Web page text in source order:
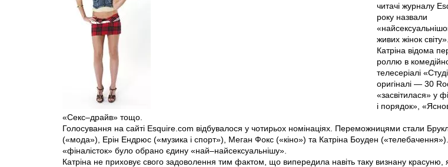
читачі журналу
року назвали
живих жінок світу».
Катріна відома
роллю в
телесеріалі
оригіналі — 30
«засвітилася» у
і порядок»,
«Секс–драйв» тощо.
Голосування на сайті Esquire.com відбувалося у чотирьох номінаціях. Переможницями стали
(«мода»), Ерін Ендрюс («музика і спорт»), Меган Фокс («кіно») та Катріна Боуден
«фіналісток» було обрано єдину «най–найсексуальнішу».
Катріна не приховує свого задоволення тим фактом, що випередила навіть таку визнану красуню,